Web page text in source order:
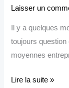
Laisser un
Il y a quelques
toujours
moyennes
Lire la suite »